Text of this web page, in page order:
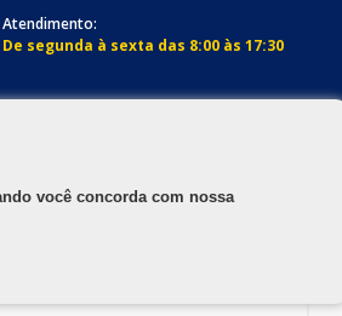
você concorda com nossa
Atendimento:
De segunda à sexta das 8:00 às 17:30